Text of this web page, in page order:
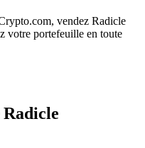
vendez Radicle
votre portefeuille en toute